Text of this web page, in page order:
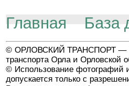
Главная База
© ОРЛОВСКИЙ ТРАНСПОРТ —
транспорта Орла и Орловской
© Использование фотографий
допускается только с